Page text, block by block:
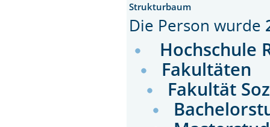
Strukturbaum
Die Person wurde
Hochschule
Fakultäten
Fakultät